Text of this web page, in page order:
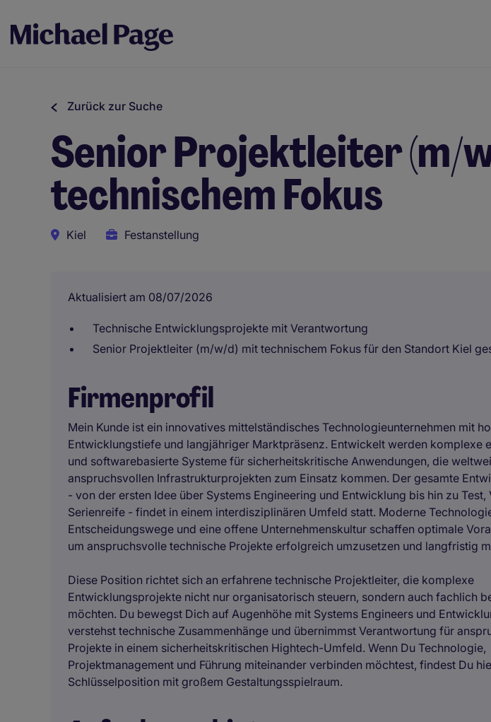
Zurück zur Suche
Senior Projektleiter (m/
technischem Fokus
Kiel Festanstellung
Aktualisiert am 08/07/2026
Technische Entwicklungsprojekte mit Verantwortung
Senior Projektleiter (m/w/d) mit technischem Fokus für den Standort Kiel
Firmenprofil
Mein Kunde ist ein innovatives mittelständisches Technologieunternehmen mit
Entwicklungstiefe und langjähriger Marktpräsenz. Entwickelt werden komplexe
und softwarebasierte Systeme für sicherheitskritische Anwendungen, die
anspruchsvollen Infrastrukturprojekten zum Einsatz kommen. Der gesamte
- von der ersten Idee über Systems Engineering und Entwicklung bis hin zu
Serienreife - findet in einem interdisziplinären Umfeld statt. Moderne
Entscheidungswege und eine offene Unternehmenskultur schaffen optimale
um anspruchsvolle technische Projekte erfolgreich umzusetzen und langfristig
Diese Position richtet sich an erfahrene technische Projektleiter, die komplexe
Entwicklungsprojekte nicht nur organisatorisch steuern, sondern auch fachlich
möchten. Du bewegst Dich auf Augenhöhe mit Systems Engineers und
verstehst technische Zusammenhänge und übernimmst Verantwortung für
Projekte in einem sicherheitskritischen Hightech-Umfeld. Wenn Du Technologie,
Projektmanagement und Führung miteinander verbinden möchtest, findest Du
Schlüsselposition mit großem Gestaltungsspielraum.